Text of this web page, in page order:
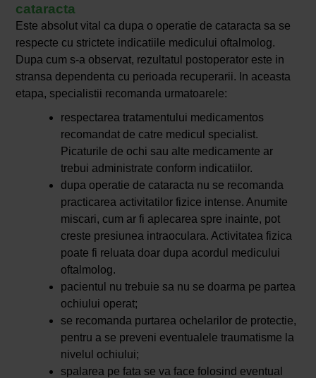
cataracta
Este absolut vital ca dupa o operatie de cataracta sa se
respecte cu strictete indicatiile medicului oftalmolog.
Dupa cum s-a observat, rezultatul postoperator este in
stransa dependenta cu perioada recuperarii. In aceasta
etapa, specialistii recomanda urmatoarele:
respectarea tratamentului medicamentos
recomandat de catre medicul specialist.
Picaturile de ochi sau alte medicamente ar
trebui administrate conform indicatiilor.
dupa operatie de cataracta nu se recomanda
practicarea activitatilor fizice intense. Anumite
miscari, cum ar fi aplecarea spre inainte, pot
creste presiunea intraoculara. Activitatea fizica
poate fi reluata doar dupa acordul medicului
oftalmolog.
pacientul nu trebuie sa nu se doarma pe partea
ochiului operat;
se recomanda purtarea ochelarilor de protectie,
pentru a se preveni eventualele traumatisme la
nivelul ochiului;
spalarea pe fata se va face folosind eventual